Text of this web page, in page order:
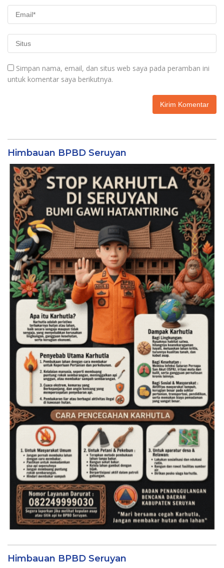
Simpan nama, email, dan situs web saya pada peramban ini
untuk komentar saya berikutnya.
Himbauan BPBD Seruyan
Himbauan BPBD Seruyan